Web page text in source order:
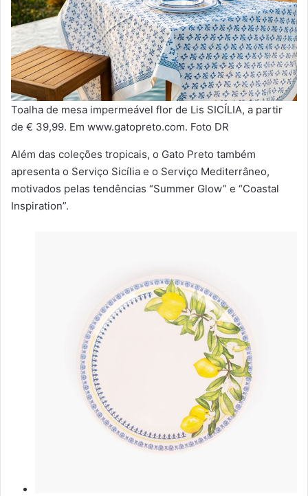
Toalha de mesa impermeável flor de Lis SICÍLIA, a partir
de € 39,99. Em www.gatopreto.com. Foto DR
Além das coleções tropicais, o Gato Preto também
apresenta o Serviço Sicília e o Serviço Mediterrâneo,
motivados pelas tendências “Summer Glow” e “Coastal
Inspiration”.